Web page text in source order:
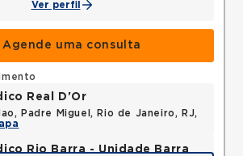
Ver perfil
Agende uma consulta
Real D'Or
Padre Miguel, Rio de Janeiro, RJ,
Rio Barra - Unidade Barra